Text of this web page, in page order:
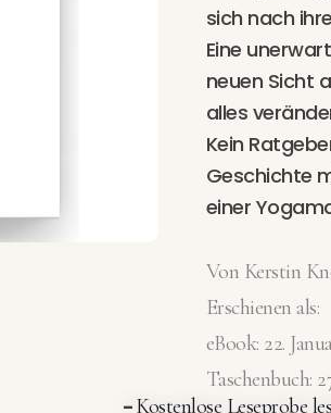
sich nach
Eine
neuen Sicht
alles
Kein
Geschichte
einer
Von Kerstin
Erschienen als:
eBook: 22.
Taschenbuch:
–Kostenlose Leseprobe